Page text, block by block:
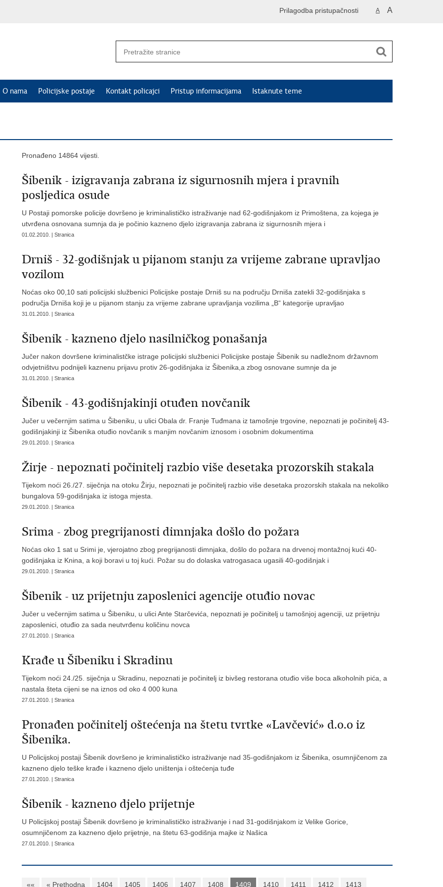
A A
Prilagodba pristupačnosti
O nama Policijske postaje Kontakt policajci Pristup informacijama Istaknute teme
Pronađeno 14864 vijesti.
Šibenik - izigravanja zabrana iz sigurnosnih mjera i pravnih
posljedica osude
U Postaji pomorske policije dovršeno je kriminalističko istraživanje nad 62-godišnjakom iz Primoštena, za kojega je
utvrđena osnovana sumnja da je počinio kazneno djelo izigravanja zabrana iz sigurnosnih mjera i
01.02.2010. | Stranica
Drniš - 32-godišnjak u pijanom stanju za vrijeme zabrane upravljao
vozilom
Noćas oko 00,10 sati policijski službenici Policijske postaje Drniš su na području Drniša zatekli 32-godišnjaka s
područja Drniša koji je u pijanom stanju za vrijeme zabrane upravljanja vozilima „B“ kategorije upravljao
31.01.2010. | Stranica
Šibenik - kazneno djelo nasilničkog ponašanja
Jučer nakon dovršene kriminalistčke istrage policijski službenici Policijske postaje Šibenik su nadležnom državnom
odvjetništvu podnijeli kaznenu prijavu protiv 26-godišnjaka iz Šibenika,a zbog osnovane sumnje da je
31.01.2010. | Stranica
Šibenik - 43-godišnjakinji otuđen novčanik
Jučer u večernjim satima u Šibeniku, u ulici Obala dr. Franje Tuđmana iz tamošnje trgovine, nepoznati je počinitelj 43-
godišnjakinji iz Šibenika otuđio novčanik s manjim novčanim iznosom i osobnim dokumentima
29.01.2010. | Stranica
Žirje - nepoznati počinitelj razbio više desetaka prozorskih stakala
Tijekom noći 26./27. siječnja na otoku Žirju, nepoznati je počinitelj razbio više desetaka prozorskih stakala na nekoliko
bungalova 59-godišnjaka iz istoga mjesta.
29.01.2010. | Stranica
Srima - zbog pregrijanosti dimnjaka došlo do požara
Noćas oko 1 sat u Srimi je, vjerojatno zbog pregrijanosti dimnjaka, došlo do požara na drvenoj montažnoj kući 40-
godišnjaka iz Knina, a koji boravi u toj kući. Požar su do dolaska vatrogasaca ugasili 40-godišnjak i
29.01.2010. | Stranica
Šibenik - uz prijetnju zaposlenici agencije otuđio novac
Jučer u večernjim satima u Šibeniku, u ulici Ante Starčevića, nepoznati je počinitelj u tamošnjoj agenciji, uz prijetnju
zaposlenici, otuđio za sada neutvrđenu količinu novca
27.01.2010. | Stranica
Krađe u Šibeniku i Skradinu
Tijekom noći 24./25. siječnja u Skradinu, nepoznati je počinitelj iz bivšeg restorana otuđio više boca alkoholnih pića, a
nastala šteta cijeni se na iznos od oko 4 000 kuna
27.01.2010. | Stranica
Pronađen počinitelj oštećenja na štetu tvrtke «Lavčević» d.o.o iz
Šibenika.
U Policijskoj postaji Šibenik dovršeno je kriminalističko istraživanje nad 35-godišnjakom iz Šibenika, osumnjičenom za
kazneno djelo teške krađe i kazneno djelo uništenja i oštećenja tuđe
27.01.2010. | Stranica
Šibenik - kazneno djelo prijetnje
U Policijskoj postaji Šibenik dovršeno je kriminalističko istraživanje i nad 31-godišnjakom iz Velike Gorice,
osumnjičenom za kazneno djelo prijetnje, na štetu 63-godišnja majke iz Našica
27.01.2010. | Stranica
«« « Prethodna 1404 1405 1406 1407 1408 1409 1410 1411 1412 1413